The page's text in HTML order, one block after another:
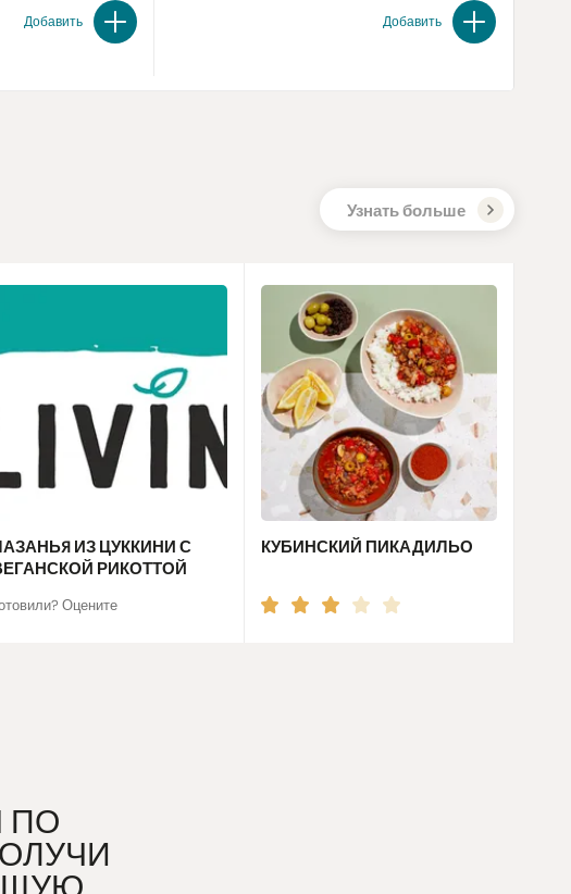
Добавить Добавить
Узнать больше
ИЗ ЦУККИНИ С
РИКОТТОЙ
Оцените
КУБИНСКИЙ ПИКАДИЛЬО
ПО